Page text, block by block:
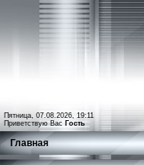
Пятница, 07.08.2026, 19:11
Приветствую Вас Гость
Главная